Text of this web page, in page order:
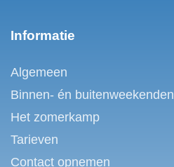
Informatie
Algemeen
Binnen- én buitenweekenden
Het zomerkamp
Tarieven
Contact opnemen